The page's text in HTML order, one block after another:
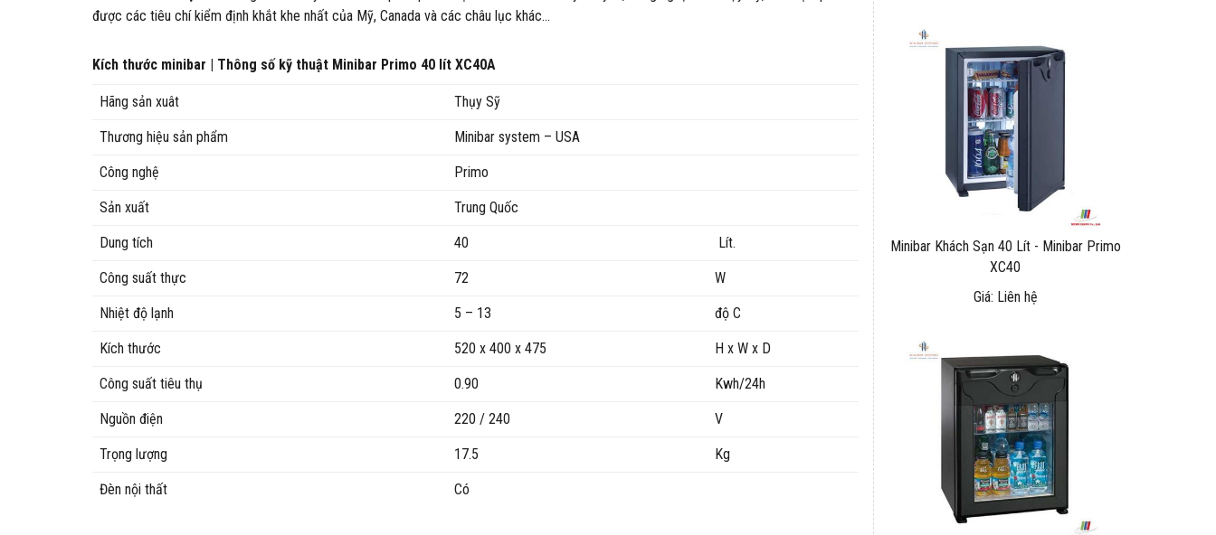
được các tiêu chí kiểm định khắt khe nhất của Mỹ, Canada và các châu lục khác...
Kích thước minibar | Thông số kỹ thuật Minibar Primo 40 lít XC40A
Hãng sản xuât Thụy Sỹ
Thương hiệu sản phẩm Minibar system – USA
Công nghệ Primo
Sản xuất Trung Quốc
Dung tích 40 Lít.
Công suất thực 72 W
Nhiệt độ lạnh 5 – 13 độ C
Kích thước 520 x 400 x 475 H x W x D
Công suất tiêu thụ 0.90 Kwh/24h
Nguồn điện 220 / 240 V
Trọng lượng 17.5 Kg
Đèn nội thất Có
Minibar Khách Sạn 40 Lít - Minibar Primo
XC40
Giá: Liên hệ